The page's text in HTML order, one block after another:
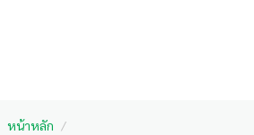
หน้าหลัก /